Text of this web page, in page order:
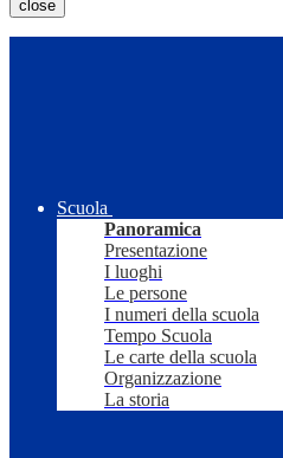
close
Scuola
Panoramica
Presentazione
I luoghi
Le persone
I numeri della scuola
Tempo Scuola
Le carte della scuola
Organizzazione
La storia